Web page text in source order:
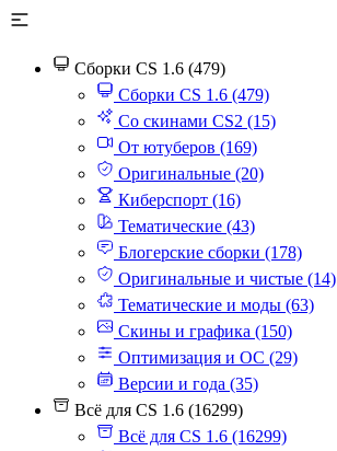
Сборки CS 1.6 (479)
Сборки CS 1.6 (479)
Со скинами CS2 (15)
От ютуберов (169)
Оригинальные (20)
Киберспорт (16)
Тематические (43)
Блогерские сборки (178)
Оригинальные и чистые (14)
Тематические и моды (63)
Скины и графика (150)
Оптимизация и ОС (29)
Версии и года (35)
Всё для CS 1.6 (16299)
Всё для CS 1.6 (16299)